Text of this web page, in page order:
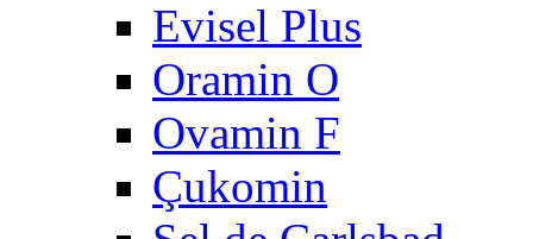
Evisel Plus
Oramin O
Ovamin F
Çukomin